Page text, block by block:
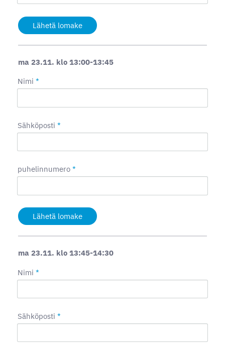
Lähetä lomake
ma 23.11. klo 13:00-13:45
Nimi *
Sähköposti *
puhelinnumero *
Lähetä lomake
ma 23.11. klo 13:45-14:30
Nimi *
Sähköposti *